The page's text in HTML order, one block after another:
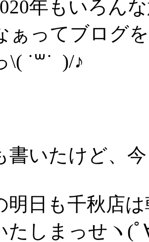
年もいろん
ぁってブログ
˙꒳˙ )/♪
書いたけど、
明日も千秋店
たしまっせヽ(ﾟ